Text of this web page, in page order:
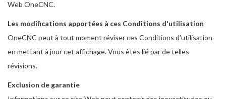
Web OneCNC.
Les modifications apportées à ces Conditions d'utilisation
OneCNC peut à tout moment réviser ces Conditions d'utilisation
en mettant à jour cet affichage. Vous êtes lié par de telles
révisions.
Exclusion de garantie